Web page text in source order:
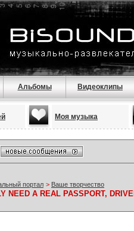
Альбомы Видеоклипы
Моя музыка
портал > Ваше творчество
NEED A REAL PASSPORT,